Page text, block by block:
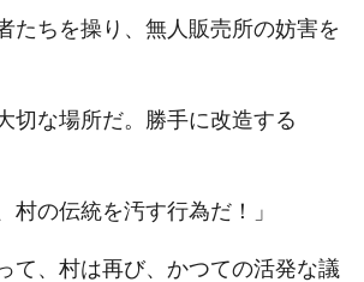
たちを操り、無人販売所の妨害を
切な場所だ。勝手に改造する
村の伝統を汚す行為だ！」
て、村は再び、かつての活発な議